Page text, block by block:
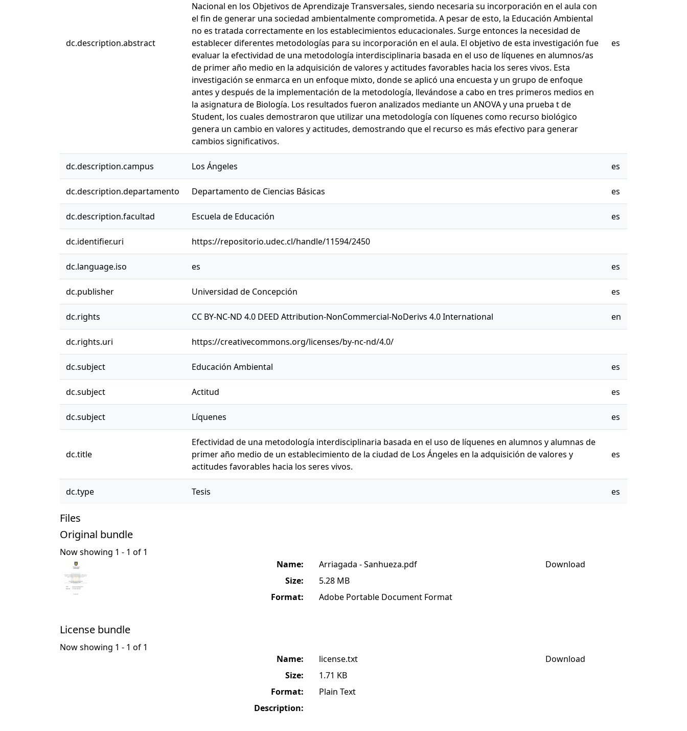
dc.description.abstract
Nacional en los Objetivos de Aprendizaje Transversales, siendo necesaria su incorporación en el aula con
el fin de generar una sociedad ambientalmente comprometida. A pesar de esto, la Educación Ambiental
no es tratada correctamente en los establecimientos educacionales. Surge entonces la necesidad de
establecer diferentes metodologías para su incorporación en el aula. El objetivo de esta investigación fue
evaluar la efectividad de una metodología interdisciplinaria basada en el uso de líquenes en alumnos/as
de primer año medio en la adquisición de valores y actitudes favorables hacia los seres vivos. Esta
investigación se enmarca en un enfoque mixto, donde se aplicó una encuesta y un grupo de enfoque
antes y después de la implementación de la metodología, llevándose a cabo en tres primeros medios en
la asignatura de Biología. Los resultados fueron analizados mediante un ANOVA y una prueba t de
Student, los cuales demostraron que utilizar una metodología con líquenes como recurso biológico
genera un cambio en valores y actitudes, demostrando que el recurso es más efectivo para generar
cambios significativos.
es
dc.description.campus Los Ángeles es
dc.description.departamento Departamento de Ciencias Básicas es
dc.description.facultad Escuela de Educación es
dc.identifier.uri https://repositorio.udec.cl/handle/11594/2450
dc.language.iso es es
dc.publisher Universidad de Concepción es
dc.rights CC BY-NC-ND 4.0 DEED Attribution-NonCommercial-NoDerivs 4.0 International en
dc.rights.uri https://creativecommons.org/licenses/by-nc-nd/4.0/
dc.subject Educación Ambiental es
dc.subject Actitud es
dc.subject Líquenes es
dc.title
Efectividad de una metodología interdisciplinaria basada en el uso de líquenes en alumnos y alumnas de
primer año medio de un establecimiento de la ciudad de Los Ángeles en la adquisición de valores y
actitudes favorables hacia los seres vivos.
es
dc.type Tesis es
Files
Original bundle
Now showing 1 - 1 of 1
Name:
Arriagada - Sanhueza.pdf
Size:
5.28 MB
Format:
Adobe Portable Document Format
Download
License bundle
Now showing 1 - 1 of 1
Name:
license.txt
Size:
1.71 KB
Format:
Plain Text
Description:
Download